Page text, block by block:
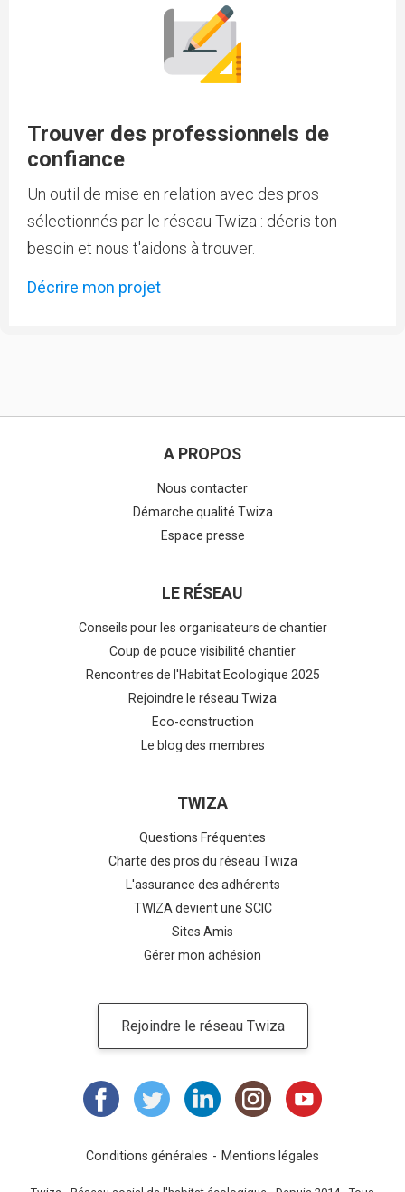
Trouver des professionnels de
confiance
Un outil de mise en relation avec des pros
sélectionnés par le réseau Twiza : décris ton
besoin et nous t'aidons à trouver.
Décrire mon projet
A PROPOS
Nous contacter
Démarche qualité Twiza
Espace presse
LE RÉSEAU
Conseils pour les organisateurs de chantier
Coup de pouce visibilité chantier
Rencontres de l'Habitat Ecologique 2025
Rejoindre le réseau Twiza
Eco-construction
Le blog des membres
TWIZA
Questions Fréquentes
Charte des pros du réseau Twiza
L'assurance des adhérents
TWIZA devient une SCIC
Sites Amis
Gérer mon adhésion
Rejoindre le réseau Twiza
Conditions générales Mentions légales